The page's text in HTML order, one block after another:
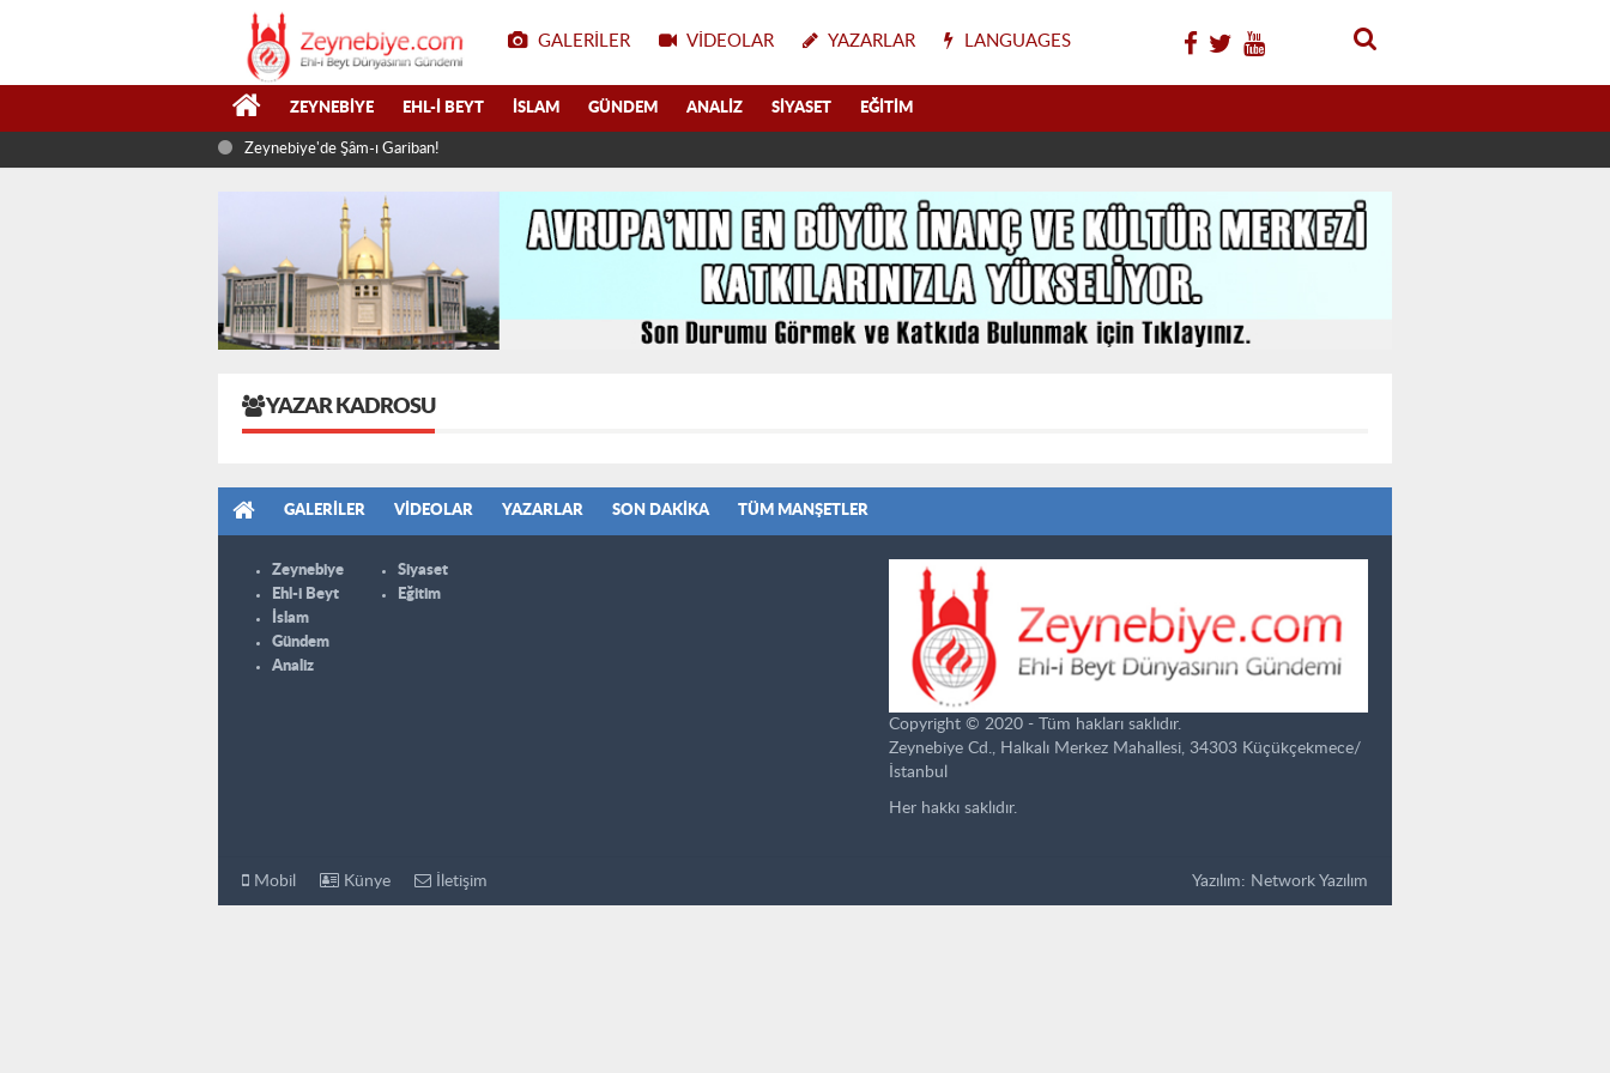
GALERILER VIDEOLAR YAZARLAR LANGUAGES
ZEYNEBIYE EHL-I BEYT İSLAM GÜNDEM ANALIZ SIYASET EĞITIM
Zeynebiye'de Şâm-ı Gariban!
YAZAR KADROSU
GALERILER VIDEOLAR YAZARLAR SON DAKIKA TÜM MANŞETLER
Zeynebiye
Ehl-i Beyt
İslam
Gündem
Analiz
Siyaset
Eğitim
Copyright © 2020 - Tüm hakları saklıdır.
Zeynebiye Cd., Halkalı Merkez Mahallesi, 34303 Küçükçekmece/
İstanbul
Her hakkı saklıdır.
Mobil Künye İletişim Yazılım: Network Yazılım